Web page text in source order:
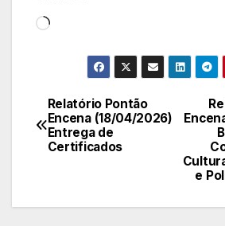
Carregando...
Navegação
de
e
Relatório Pontão
Encena (18/04/2026)
Entrega de
Certificados